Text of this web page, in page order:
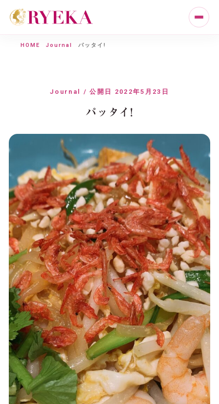
HOME Journal パッタイ!
Journal / 公開日 2022年5月23日
パッタイ!